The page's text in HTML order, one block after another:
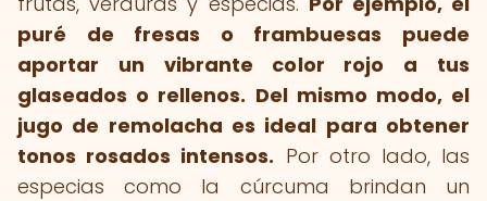
puré de fresas o frambuesas puede
aportar un vibrante color rojo a tus
glaseados o rellenos. Del mismo modo, el
jugo de remolacha es ideal para obtener
tonos rosados intensos. Por otro lado, las
especias como la cúrcuma brindan un